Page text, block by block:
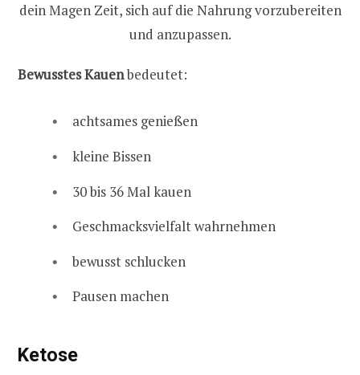
dein Magen Zeit, sich auf die Nahrung vorzubereiten
und anzupassen.
Bewusstes Kauenbedeutet:
achtsames genießen
kleine Bissen
30 bis 36 Mal kauen
Geschmacksvielfalt wahrnehmen
bewusst schlucken
Pausen machen
Ketose